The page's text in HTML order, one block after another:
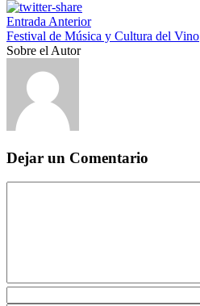
Entrada Anterior
Festival de Música y Cultura del Vino
Sobre el Autor
Dejar un Comentario